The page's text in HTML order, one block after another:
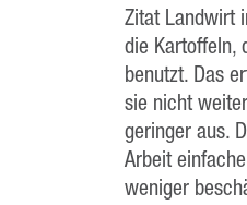
Zitat Landwirt
die Kartoffeln,
benutzt. Das
sie nicht
geringer aus.
Arbeit
weniger